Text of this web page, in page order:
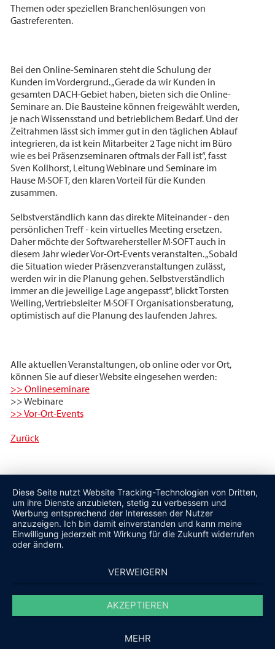
Themen oder speziellen Branchenlösungen von
Gastreferenten.
Bei den Online-Seminaren steht die Schulung der
Kunden im Vordergrund. „Gerade da wir Kunden in
gesamten DACH-Gebiet haben, bieten sich die Online-
Seminare an. Die Bausteine können freigewählt werden,
je nach Wissensstand und betrieblichem Bedarf. Und der
Zeitrahmen lässt sich immer gut in den täglichen Ablauf
integrieren, da ist kein Mitarbeiter 2 Tage nicht im Büro
wie es bei Präsenzseminaren oftmals der Fall ist“, fasst
Sven Kollhorst, Leitung Webinare und Seminare im
Hause M·SOFT, den klaren Vorteil für die Kunden
zusammen.
Selbstverständlich kann das direkte Miteinander - den
persönlichen Treff - kein virtuelles Meeting ersetzen.
Daher möchte der Softwarehersteller M·SOFT auch in
diesem Jahr wieder Vor-Ort-Events veranstalten. „Sobald
die Situation wieder Präsenzveranstaltungen zulässt,
werden wir in die Planung gehen. Selbstverständlich
immer an die jeweilige Lage angepasst“, blickt Torsten
Welling, Vertriebsleiter M·SOFT Organisationsberatung,
optimistisch auf die Planung des laufenden Jahres.
Alle aktuellen Veranstaltungen, ob online oder vor Ort,
können Sie auf dieser Website eingesehen werden:
>> Onlineseminare
>> Webinare
>> Vor-Ort-Events
Zurück
Diese Seite nutzt Website Tracking-Technologien von Dritten,
um ihre Dienste anzubieten, stetig zu verbessern und
Werbung entsprechend der Interessen der Nutzer
anzuzeigen. Ich bin damit einverstanden und kann meine
Einwilligung jederzeit mit Wirkung für die Zukunft widerrufen
oder ändern.
VERWEIGERN
AKZEPTIEREN
MEHR